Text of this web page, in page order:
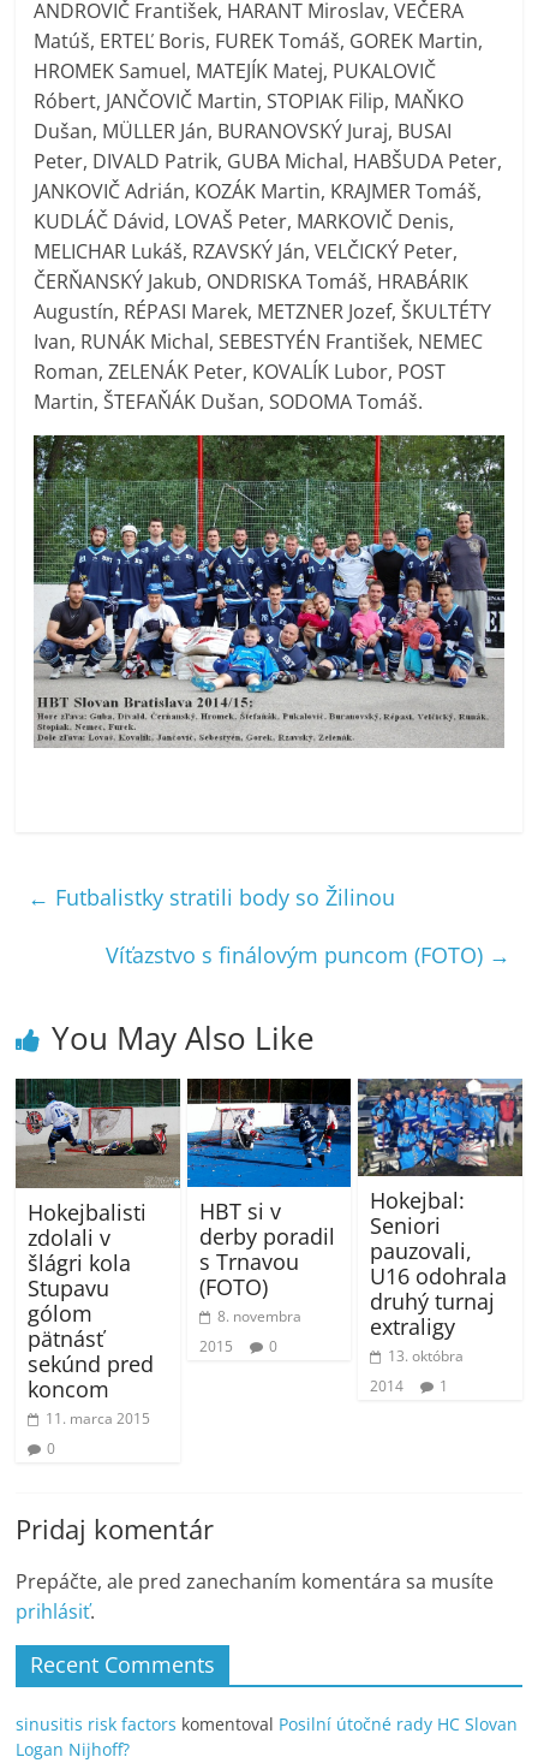
ANDROVIČ František, HARANT Miroslav, VEČERA
Matúš, ERTEĽ Boris, FUREK Tomáš, GOREK Martin,
HROMEK Samuel, MATEJÍK Matej, PUKALOVIČ
Róbert, JANČOVIČ Martin, STOPIAK Filip, MAŇKO
Dušan, MÜLLER Ján, BURANOVSKÝ Juraj, BUSAI
Peter, DIVALD Patrik, GUBA Michal, HABŠUDA Peter,
JANKOVIČ Adrián, KOZÁK Martin, KRAJMER Tomáš,
KUDLÁČ Dávid, LOVAŠ Peter, MARKOVIČ Denis,
MELICHAR Lukáš, RZAVSKÝ Ján, VELČICKÝ Peter,
ČERŇANSKÝ Jakub, ONDRISKA Tomáš, HRABÁRIK
Augustín, RÉPASI Marek, METZNER Jozef, ŠKULTÉTY
Ivan, RUNÁK Michal, SEBESTYÉN František, NEMEC
Roman, ZELENÁK Peter, KOVALÍK Lubor, POST
Martin, ŠTEFAŇÁK Dušan, SODOMA Tomáš.
← Futbalistky stratili body so Žilinou
Víťazstvo s finálovým puncom (FOTO) →
You May Also Like
Hokejbalisti
zdolali v
šlágri kola
Stupavu
gólom
pätnásť
sekúnd pred
koncom
11. marca 2015
0
HBT si v
derby poradil
s Trnavou
(FOTO)
8. novembra
2015
0
Hokejbal:
Seniori
pauzovali,
U16 odohrala
druhý turnaj
extraligy
13. októbra
2014
1
Pridaj komentár
Prepáčte, ale pred zanechaním komentára sa musíte
prihlásiť.
Recent Comments
sinusitis risk factors komentoval Posilní útočné rady HC Slovan
Logan Nijhoff?